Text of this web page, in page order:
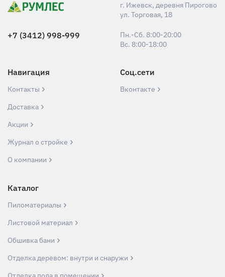
г. Ижевск, деревня Пирогово
ул. Торговая, 18
+7 (3412) 998-999
Пн.-Сб. 8:00-20:00
Вс. 8:00-18:00
Навигация
Контакты
Доставка
Акции
Журнал о стройке
О компании
Соц.сети
Вконтакте
Каталог
Пиломатериалы
Листовой материал
Обшивка бани
Отделка деревом: внутри и снаружи